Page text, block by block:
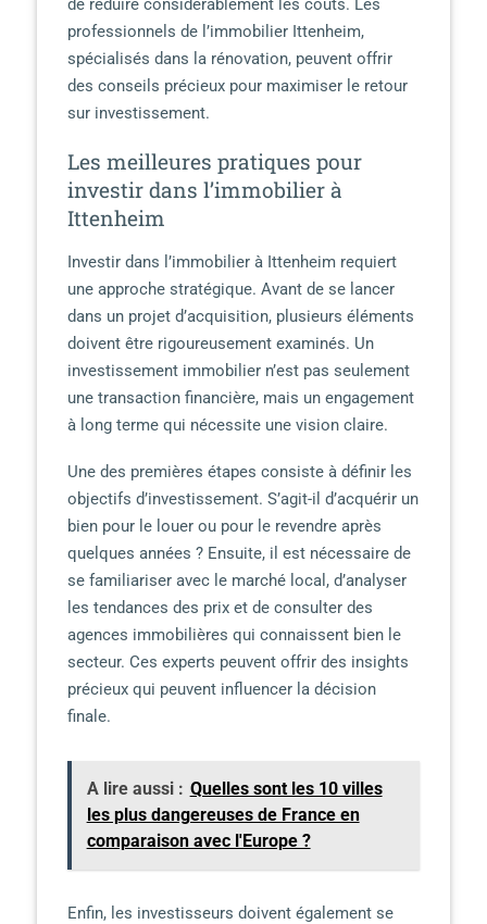
de réduire considérablement les coûts. Les
professionnels de l’immobilier Ittenheim,
spécialisés dans la rénovation, peuvent offrir
des conseils précieux pour maximiser le retour
sur investissement.
Les meilleures pratiques pour
investir dans l’immobilier à
Ittenheim
Investir dans l’immobilier à Ittenheim requiert
une approche stratégique. Avant de se lancer
dans un projet d’acquisition, plusieurs éléments
doivent être rigoureusement examinés. Un
investissement immobilier n’est pas seulement
une transaction financière, mais un engagement
à long terme qui nécessite une vision claire.
Une des premières étapes consiste à définir les
objectifs d’investissement. S’agit-il d’acquérir un
bien pour le louer ou pour le revendre après
quelques années ? Ensuite, il est nécessaire de
se familiariser avec le marché local, d’analyser
les tendances des prix et de consulter des
agences immobilières qui connaissent bien le
secteur. Ces experts peuvent offrir des insights
précieux qui peuvent influencer la décision
finale.
A lire aussi : Quelles sont les 10 villes
les plus dangereuses de France en
comparaison avec l'Europe ?
Enfin, les investisseurs doivent également se